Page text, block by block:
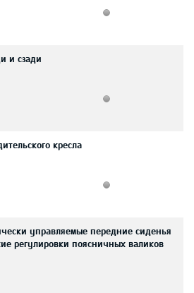
и сзади
кресла
управляемые передние сиденья
регулировки поясничных валиков